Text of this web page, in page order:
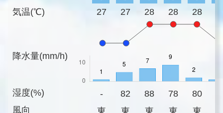
気温(℃)
降水量(mm/h)
湿度(%)
風向
27 27 28 28 28
- 82 88 78 80
東
東 東 東 東